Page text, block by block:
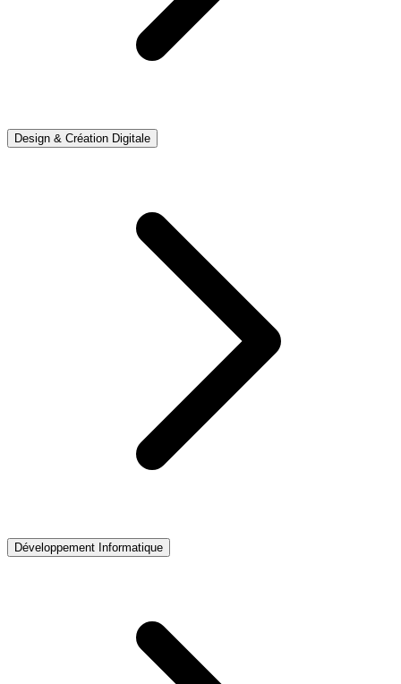
Design & Création Digitale
Développement Informatique